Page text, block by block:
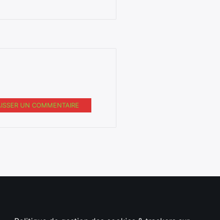
UN COMMENTAIRE